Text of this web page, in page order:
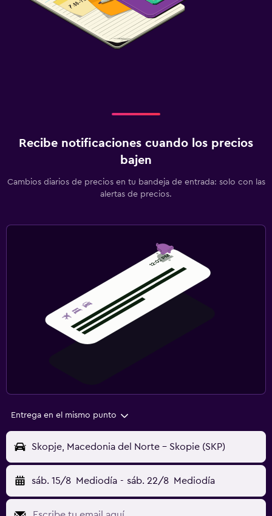
Recibe notificaciones cuando los precios
bajen
Cambios diarios de precios en tu bandeja de entrada: solo con las
alertas de precios.
Entrega en el mismo punto
Skopje, Macedonia del Norte - Skopie (SKP)
sáb. 15/8 Mediodía - sáb. 22/8 Mediodía